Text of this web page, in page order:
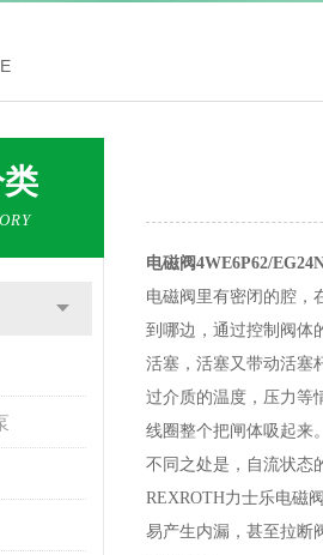
电磁阀4WE6P62/
电磁阀里有密闭的腔，
到哪边，通过控制阀体
活塞，活塞又带动活塞
过介质的温度，压力等
线圈整个把闸体吸起来
不同之处是，自流状态
REXROTH力士乐电磁
易产生内漏，甚至拉断